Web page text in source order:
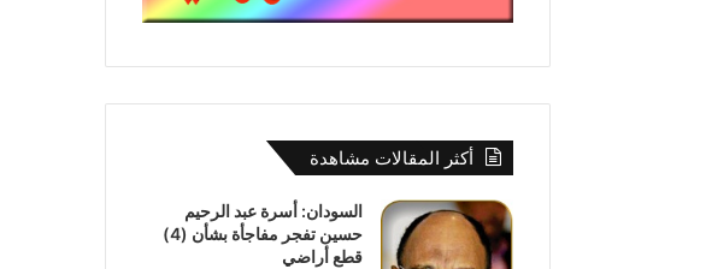
أكثر المقالات مشاهدة
السودان: أسرة عبد الرحيم
حسين تفجر مفاجأة بشأن (4)
قطع أراضي